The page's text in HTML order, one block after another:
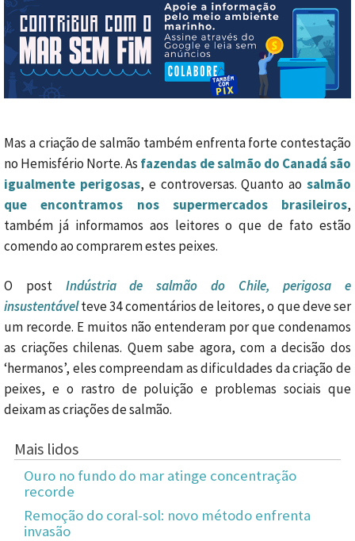
Mas a criação de salmão também enfrenta forte contestação
no Hemisfério Norte. As fazendas de salmão do Canadá são
igualmente perigosas, e controversas. Quanto aosalmão
que encontramos nos supermercados brasileiros,
também já informamos aos leitores o que de fato estão
comendo ao comprarem estes peixes.
O post Indústria de salmão do Chile, perigosa e
insustentávelteve 34 comentários de leitores, o que deve ser
um recorde. E muitos não entenderam por que condenamos
as criações chilenas. Quem sabe agora, com a decisão dos
‘hermanos’, eles compreendam as dificuldades da criação de
peixes, e o rastro de poluição e problemas sociais que
deixam as criações de salmão.
Mais lidos
Ouro no fundo do mar atinge concentração
recorde
Remoção do coral-sol: novo método enfrenta
invasão